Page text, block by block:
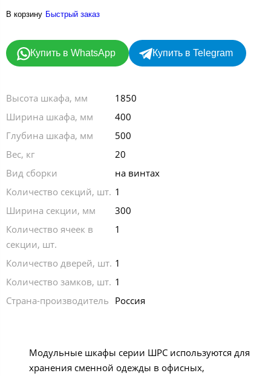
В корзину Быстрый заказ
Купить в WhatsApp Купить в Telegram
Высота шкафа, мм
1850
Ширина шкафа, мм
400
Глубина шкафа, мм
500
Вес, кг
20
Вид сборки
на винтах
Количество секций, шт. 1
Ширина секции, мм
300
Количество ячеек в
секции, шт.
1
Количество дверей, шт. 1
Количество замков, шт. 1
Страна-производитель Россия
Модульные шкафы серии ШРС используются для
хранения сменной одежды в офисных,